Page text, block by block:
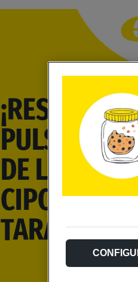
¡RESERVA
PULSERA
DE LAS
TARAZONA!